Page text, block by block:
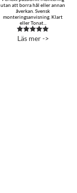
utan att borra hål eller annan
åverkan. Svensk
monteringsanvisning. Klart
eller Tonat...
Betygsatt
Läs mer ->